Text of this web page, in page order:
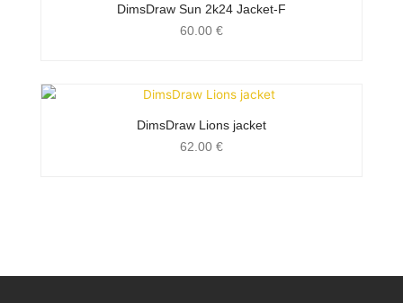
DimsDraw Sun 2k24 Jacket-F
60.00 €
DimsDraw Lions jacket
62.00 €